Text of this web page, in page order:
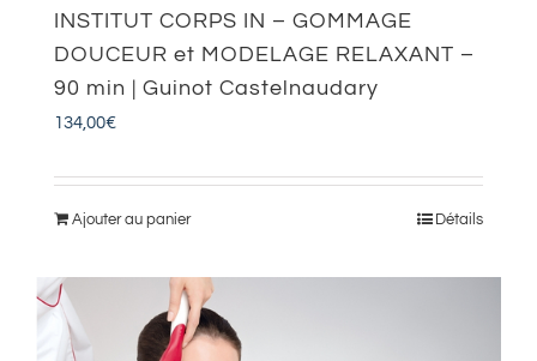
INSTITUT CORPS IN – GOMMAGE
DOUCEUR et MODELAGE RELAXANT –
90 min | Guinot Castelnaudary
134,00€
Ajouter au panier Détails